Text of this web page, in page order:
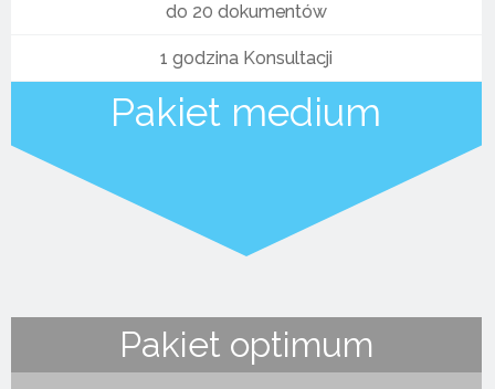
do 20 dokumentów
1 godzina Konsultacji
Pakiet medium
Pakiet optimum